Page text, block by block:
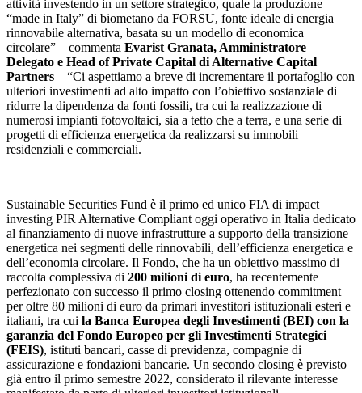
attività investendo in un settore strategico, quale la produzione
“made in Italy” di biometano da FORSU, fonte ideale di energia
rinnovabile alternativa, basata su un modello di economica
circolare” – commenta Evarist Granata, Amministratore
Delegato e Head of Private Capital di Alternative Capital
Partners – “Ci aspettiamo a breve di incrementare il portafoglio con
ulteriori investimenti ad alto impatto con l’obiettivo sostanziale di
ridurre la dipendenza da fonti fossili, tra cui la realizzazione di
numerosi impianti fotovoltaici, sia a tetto che a terra, e una serie di
progetti di efficienza energetica da realizzarsi su immobili
residenziali e commerciali.
Sustainable Securities Fund è il primo ed unico FIA di impact
investing PIR Alternative Compliant oggi operativo in Italia dedicato
al finanziamento di nuove infrastrutture a supporto della transizione
energetica nei segmenti delle rinnovabili, dell’efficienza energetica e
dell’economia circolare. Il Fondo, che ha un obiettivo massimo di
raccolta complessiva di 200 milioni di euro, ha recentemente
perfezionato con successo il primo closing ottenendo commitment
per oltre 80 milioni di euro da primari investitori istituzionali esteri e
italiani, tra cui la Banca Europea degli Investimenti (BEI) con la
garanzia del Fondo Europeo per gli Investimenti Strategici
(FEIS), istituti bancari, casse di previdenza, compagnie di
assicurazione e fondazioni bancarie. Un secondo closing è previsto
già entro il primo semestre 2022, considerato il rilevante interesse